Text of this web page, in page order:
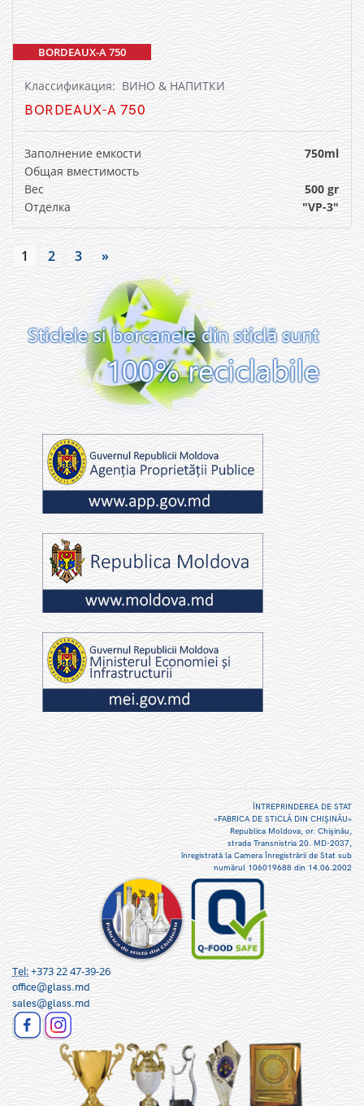
BORDEAUX-A 750
Классификация: ВИНО & НАПИТКИ
BORDEAUX-A 750
Заполнение емкости
750ml
Общая вместимость
Вес
500 gr
Отделка
"VP-3"
1 2 3 »
ÎNTREPRINDEREA DE STAT
«FABRICA DE STICLĂ DIN CHIŞINĂU»
Republica Moldova, or. Chişinău,
strada Transnistria 20. MD-2037,
înregistrată la Camera Înregistrării de Stat sub
numărul 106019688 din 14.06.2002
Tel:+373 22 47-39-26
office@glass.md
sales@glass.md